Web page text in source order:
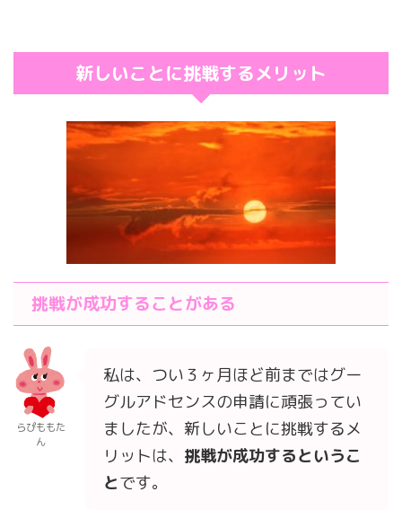
新しいことに挑戦するメリット
挑戦が成功することがある
らぴももた
ん
私は、つい３ヶ月ほど前まではグー
グルアドセンスの申請に頑張ってい
ましたが、新しいことに挑戦するメ
リットは、 挑戦が成功するというこ
とです。